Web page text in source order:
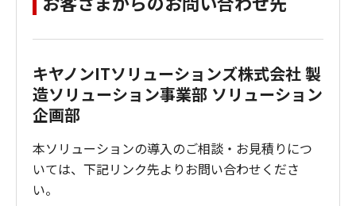
キヤノンITソリューションズ株式会社 製
造ソリューション事業部 ソリューション
企画部
本ソリューションの導入のご相談・お見積りにつ
いては、下記リンク先よりお問い合わせくださ
い。